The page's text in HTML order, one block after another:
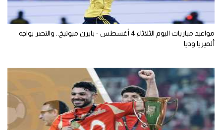
مواعيد مباريات اليوم الثلاثاء 4 أغسطس - بايرن ميونيخ.. والنصر يواجه
ألميريا وديا